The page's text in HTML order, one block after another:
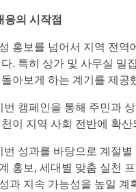
응의 시작점
홍보를 넘어서 지역 전역
. 특히 상가 및 사무실 밀
아보게 하는 계기를 제공
캠페인을 통해 주민과
이 지역 사회 전반에 확
성과를 바탕으로 계절
홍보, 세대별 맞춤 실천
과 지속 가능성을 높일 계